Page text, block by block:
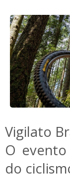
Vigilato
O
do